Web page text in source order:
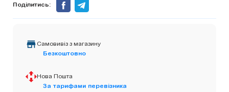
Поділитись:
Самовивіз з магазину
Безкоштовно
Нова Пошта
За тарифами перевізника